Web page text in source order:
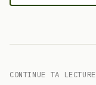
CONTINUE TA LECTURE